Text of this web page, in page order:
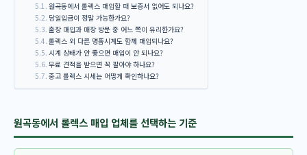
원곡동에서 롤렉스 매입할 때 보증서 없어도 되나요?
당일입금이 정말 가능한가요?
출장 매입과 매장 방문 중 어느 쪽이 유리한가요?
롤렉스 외 다른 명품시계도 함께 매입되나요?
시계 상태가 안 좋으면 매입이 안 되나요?
무료 견적을 받으면 꼭 팔아야 하나요?
중고 롤렉스 시세는 어떻게 확인하나요?
원곡동에서 롤렉스 매입 업체를 선택하는 기준